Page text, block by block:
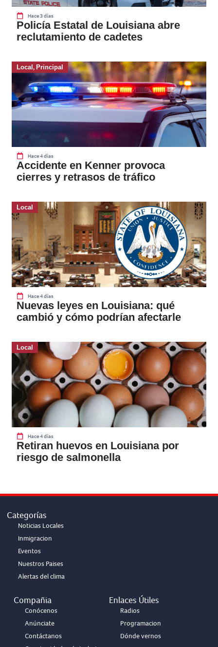
Hace 3 días
Policía Estatal de Louisiana abre
reclutamiento de cadetes
Local , Principal
Hace 4 días
Accidente en Kenner provoca
cierres y retrasos de tráfico
Local
Hace 4 días
Nuevas leyes en Louisiana: qué
cambió y cómo podrían afectarle
Local
Hace 4 días
Retiran huevos en Louisiana por
riesgo de salmonella
Categorías
Noticias Locales
Inmigracion
Eventos
Nuestros Paises
Alertas del clima
Compañia
Conócenos
Anúnciate
Contáctanos
Enlaces Útiles
Radios
Programacion
Dónde vernos